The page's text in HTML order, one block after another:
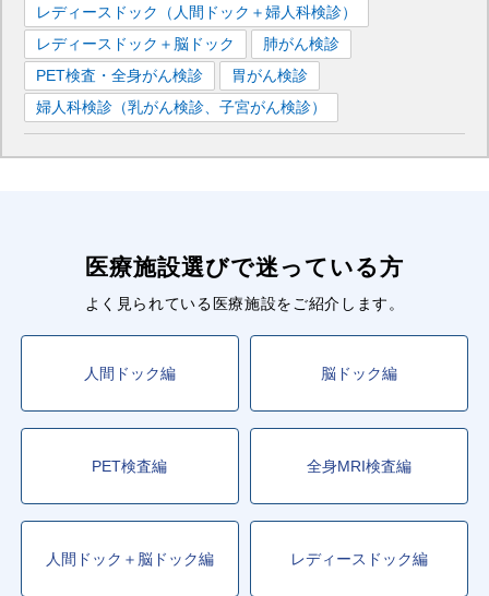
レディースドック（人間ドック＋婦人科検診）
レディースドック＋脳ドック
肺がん検診
PET検査・全身がん検診
胃がん検診
婦人科検診（乳がん検診、子宮がん検診）
医療施設選びで迷っている方
よく見られている医療施設をご紹介します。
人間ドック編 脳ドック編
PET検査編 全身MRI検査編
人間ドック＋脳ドック編 レディースドック編